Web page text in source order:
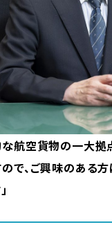
航空貨物の一大拠
で、ご興味のある